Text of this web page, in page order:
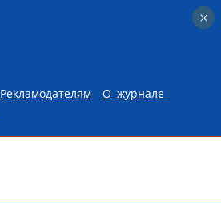
Рекламодателям
О журнале
×
×